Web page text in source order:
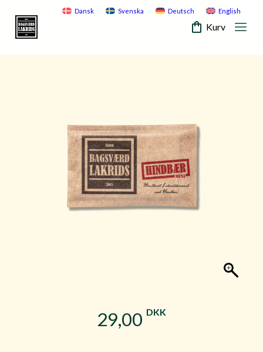
content
Dansk Svenska Deutsch English
Kurv
29,00 DKK